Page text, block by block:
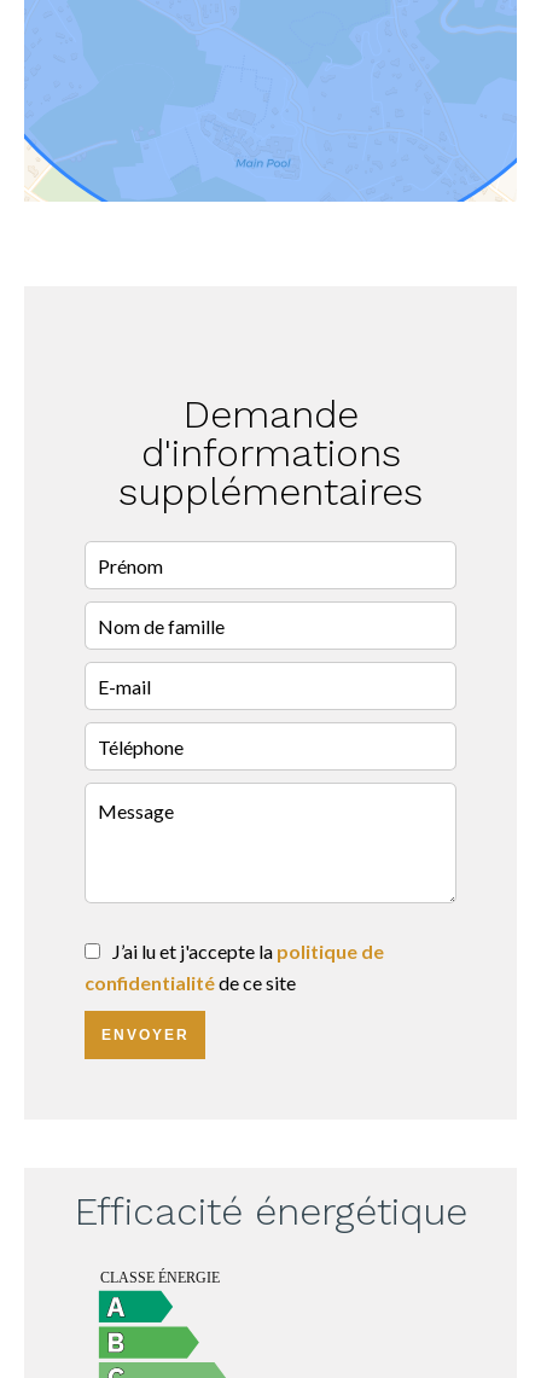
Demande
d'informations
supplémentaires
J’ai lu et j'accepte la politique de
confidentialitéde ce site
ENVOYER
Efficacité énergétique